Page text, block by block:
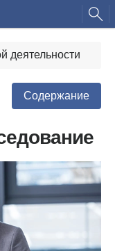
деятельности
Содержание